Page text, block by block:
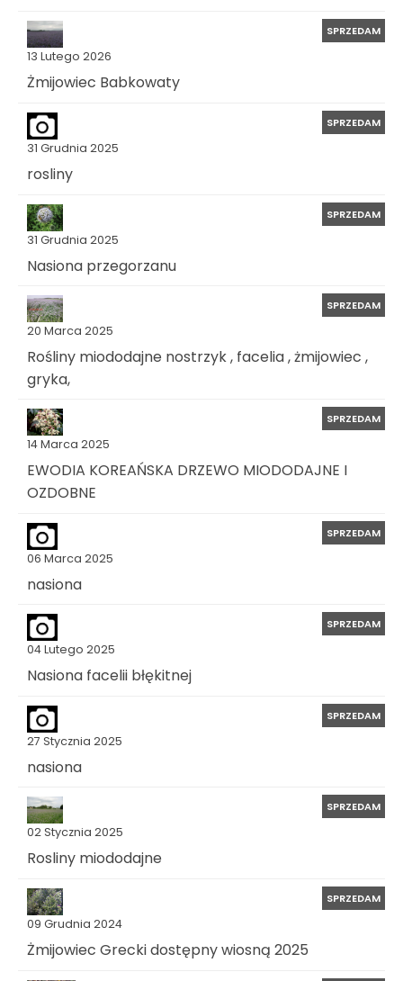
13 Lutego 2026
SPRZEDAM
Żmijowiec Babkowaty
31 Grudnia 2025
SPRZEDAM
rosliny
31 Grudnia 2025
SPRZEDAM
Nasiona przegorzanu
20 Marca 2025
SPRZEDAM
Rośliny miododajne nostrzyk , facelia , żmijowiec ,
gryka,
14 Marca 2025
SPRZEDAM
EWODIA KOREAŃSKA DRZEWO MIODODAJNE I
OZDOBNE
06 Marca 2025
SPRZEDAM
nasiona
04 Lutego 2025
SPRZEDAM
Nasiona facelii błękitnej
27 Stycznia 2025
SPRZEDAM
nasiona
02 Stycznia 2025
SPRZEDAM
Rosliny miododajne
09 Grudnia 2024
SPRZEDAM
Żmijowiec Grecki dostępny wiosną 2025